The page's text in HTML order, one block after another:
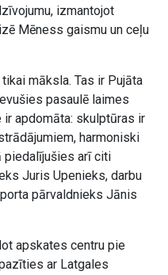
izmantojot
Mēness gaismu un ceļu
māksla. Tas ir Pujāta
pasaulē laimes
apdomāta: skulptūras ir
harmoniski
piedalījušies arī citi
Juris Upenieks, darbu
pārvaldnieks Jānis
apskates centru pie
ar Latgales